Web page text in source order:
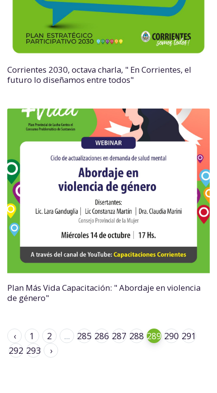
Corrientes 2030, octava charla, " En Corrientes, el
futuro lo diseñamos entre todos"
Plan Más Vida Capacitación: " Abordaje en violencia
de género"
‹ 1 2 ... 285 286 287 288 289 290 291
292 293 ›